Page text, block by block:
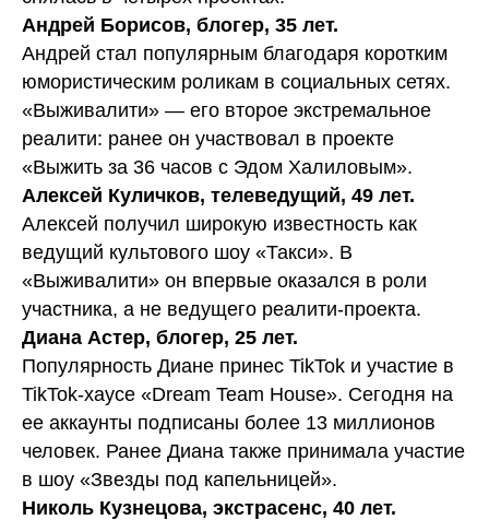
Андрей Борисов, блогер, 35 лет.
Андрей стал популярным благодаря коротким
юмористическим роликам в социальных сетях.
«Выживалити» — его второе экстремальное
реалити: ранее он участвовал в проекте
«Выжить за 36 часов с Эдом Халиловым».
Алексей Куличков, телеведущий, 49 лет.
Алексей получил широкую известность как
ведущий культового шоу «Такси». В
«Выживалити» он впервые оказался в роли
участника, а не ведущего реалити-проекта.
Диана Астер, блогер, 25 лет.
Популярность Диане принес TikTok и участие в
TikTok-хаусе «Dream Team House». Сегодня на
ее аккаунты подписаны более 13 миллионов
человек. Ранее Диана также принимала участие
в шоу «Звезды под капельницей».
Николь Кузнецова, экстрасенс, 40 лет.